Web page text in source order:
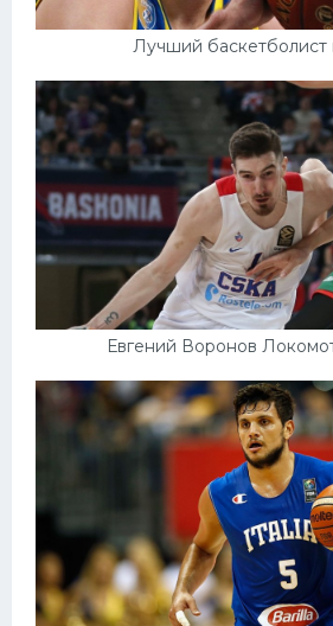
Лучший баскетболист
Евгений Воронов